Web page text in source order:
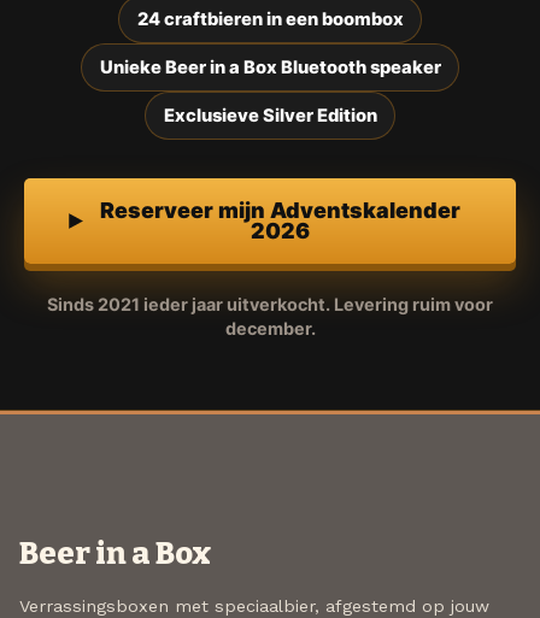
24 craftbieren in een boombox
Unieke Beer in a Box Bluetooth speaker
Exclusieve Silver Edition
Reserveer mijn Adventskalender
2026
Sinds 2021 ieder jaar uitverkocht. Levering ruim voor
december.
Beer in a Box
Verrassingsboxen met speciaalbier, afgestemd op jouw